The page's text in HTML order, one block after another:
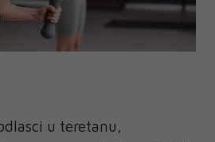
u teretanu,